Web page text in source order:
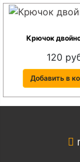
Крючок
120
Добавить в